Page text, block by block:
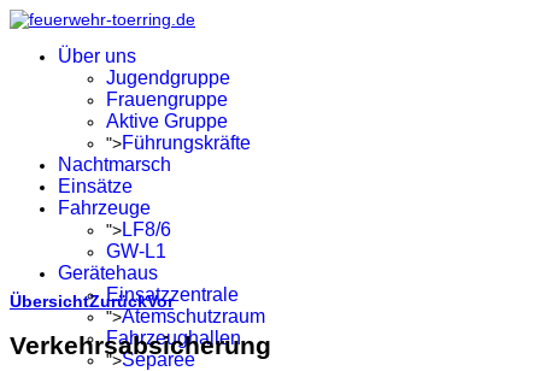
Über uns
Jugendgruppe
Frauengruppe
Aktive Gruppe
">Führungskräfte
Nachtmarsch
Einsätze
Fahrzeuge
">LF8/6
GW-L1
Gerätehaus
Einsatzzentrale
">Atemschutzraum
Fahrzeughallen
">Separée
ÜbersichtZurückVor
Verkehrsabsicherung